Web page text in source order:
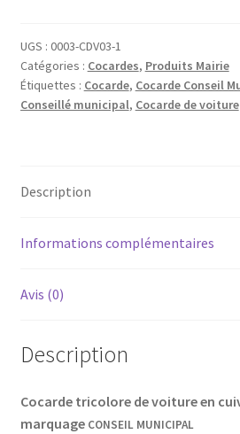
voiture
Conseil
Municipal
UGS : 0003-CDV03-1
Catégories : Cocardes, Produits Mairie
Étiquettes : Cocarde, Cocarde Conseil
Conseillé municipal, Cocarde de voiture
Description
Informations complémentaires
Avis (0)
Description
Cocarde tricolore de voiture en
marquage CONSEIL MUNICIPAL